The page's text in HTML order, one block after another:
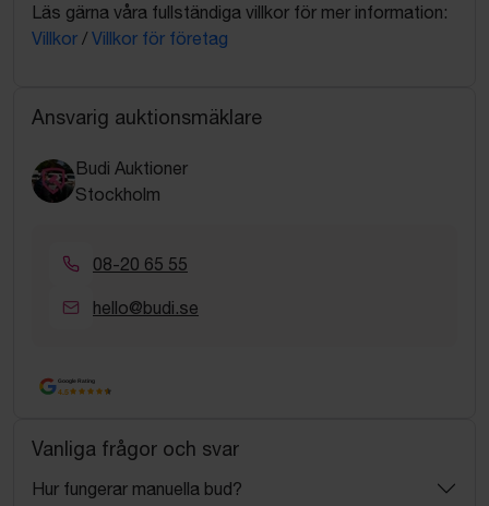
Läs gärna våra fullständiga villkor för mer information:
Villkor / Villkor för företag
Ansvarig auktionsmäklare
Budi Auktioner
Stockholm
08-20 65 55
hello@budi.se
Google Rating
4.5
Vanliga frågor och svar
Hur fungerar manuella bud?